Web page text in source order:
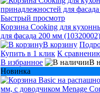
Быстрый просмотр
Корзина Cooking для
для фасада 200 мм (10320002)
В корзину
Купить в 1 клик К
В избранное
В
Новинка